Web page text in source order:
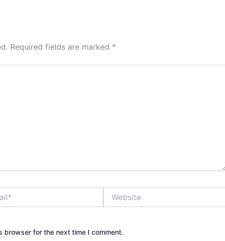
Required fields are marked *
browser for the next time I comment.